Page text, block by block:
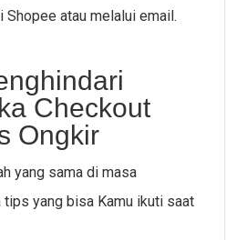
Shopee atau melalui email.
Checkout
Ongkir
yang sama di masa
tips yang bisa Kamu ikuti saat